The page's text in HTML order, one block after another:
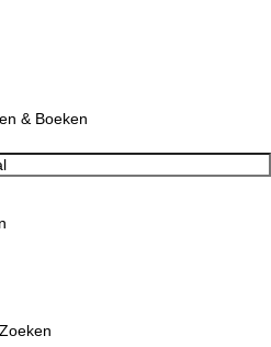
& Boeken
Zoeken